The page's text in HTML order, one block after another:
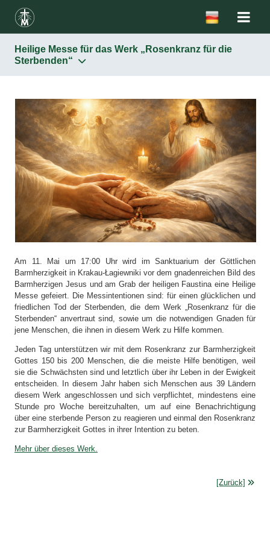
Heilige Messe für das Werk „Rosenkranz für die
Sterbenden“
Am 11. Mai um 17:00 Uhr wird im Sanktuarium der Göttlichen
Barmherzigkeit in Krakau-Łagiewniki vor dem gnadenreichen Bild des
Barmherzigen Jesus und am Grab der heiligen Faustina eine Heilige
Messe gefeiert. Die Messintentionen sind: für einen glücklichen und
friedlichen Tod der Sterbenden, die dem Werk „Rosenkranz für die
Sterbenden“ anvertraut sind, sowie um die notwendigen Gnaden für
jene Menschen, die ihnen in diesem Werk zu Hilfe kommen.
Jeden Tag unterstützen wir mit dem Rosenkranz zur Barmherzigkeit
Gottes 150 bis 200 Menschen, die die meiste Hilfe benötigen, weil
sie die Schwächsten sind und letztlich über ihr Leben in der Ewigkeit
entscheiden. In diesem Jahr haben sich Menschen aus 39 Ländern
diesem Werk angeschlossen und sich verpflichtet, mindestens eine
Stunde pro Woche bereitzuhalten, um auf eine Benachrichtigung
über eine sterbende Person zu reagieren und einmal den Rosenkranz
zur Barmherzigkeit Gottes in ihrer Intention zu beten.
Mehr über dieses Werk.
[Zurück]